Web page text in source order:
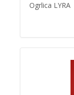
Ogrlica LYRA